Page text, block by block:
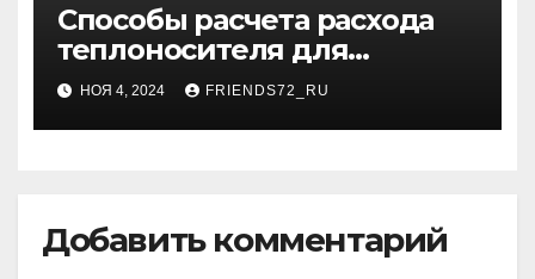
Способы расчета расхода
теплоносителя для
системы отопления
НОЯ 4, 2024 FRIENDS72_RU
Добавить комментарий